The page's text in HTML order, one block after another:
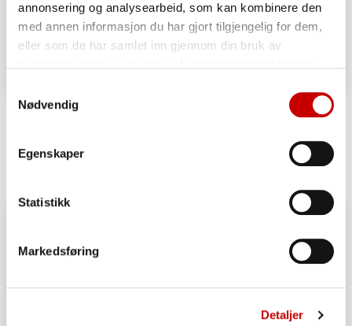
annonsering og analysearbeid, som kan kombinere den
med annen informasjon du har gjort tilgjengelig for dem,
eller som de har samlet inn gjennom din bruk av
Nødvendig
Egenskaper
Statistikk
Markedsføring
Detaljer